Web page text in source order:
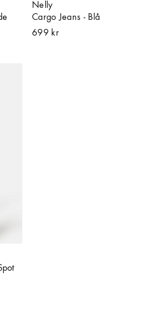
Nelly
Cargo Jeans - Blå
699 kr